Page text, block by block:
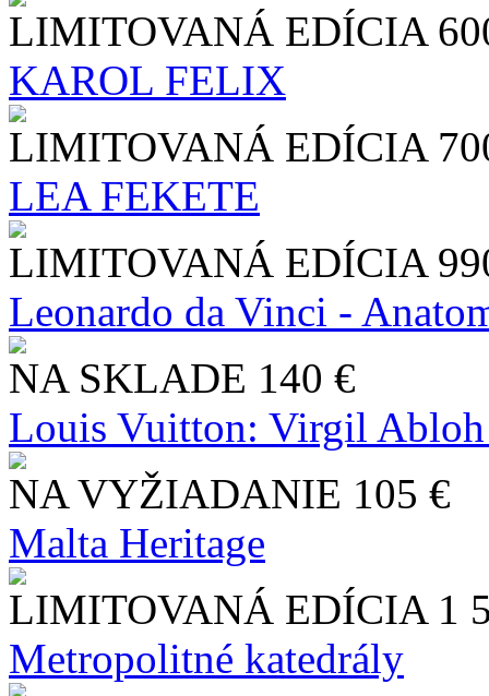
LIMITOVANÁ EDÍCIA
KAROL FELIX
LIMITOVANÁ EDÍCIA
LEA FEKETE
LIMITOVANÁ EDÍCIA
Leonardo da Vinci -
NA SKLADE 140 €
Louis Vuitton: Virgil
NA VYŽIADANIE 105 €
Malta Heritage
LIMITOVANÁ EDÍCIA 1
Metropolitné katedrály